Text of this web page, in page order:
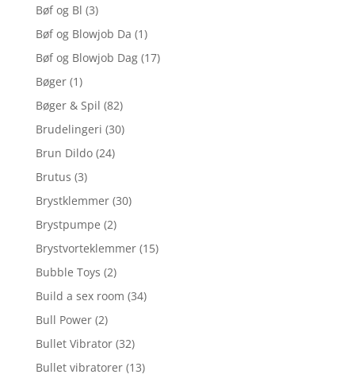
Bøf og Bl (3)
Bøf og Blowjob Da (1)
Bøf og Blowjob Dag (17)
Bøger (1)
Bøger & Spil (82)
Brudelingeri (30)
Brun Dildo (24)
Brutus (3)
Brystklemmer (30)
Brystpumpe (2)
Brystvorteklemmer (15)
Bubble Toys (2)
Build a sex room (34)
Bull Power (2)
Bullet Vibrator (32)
Bullet vibratorer (13)